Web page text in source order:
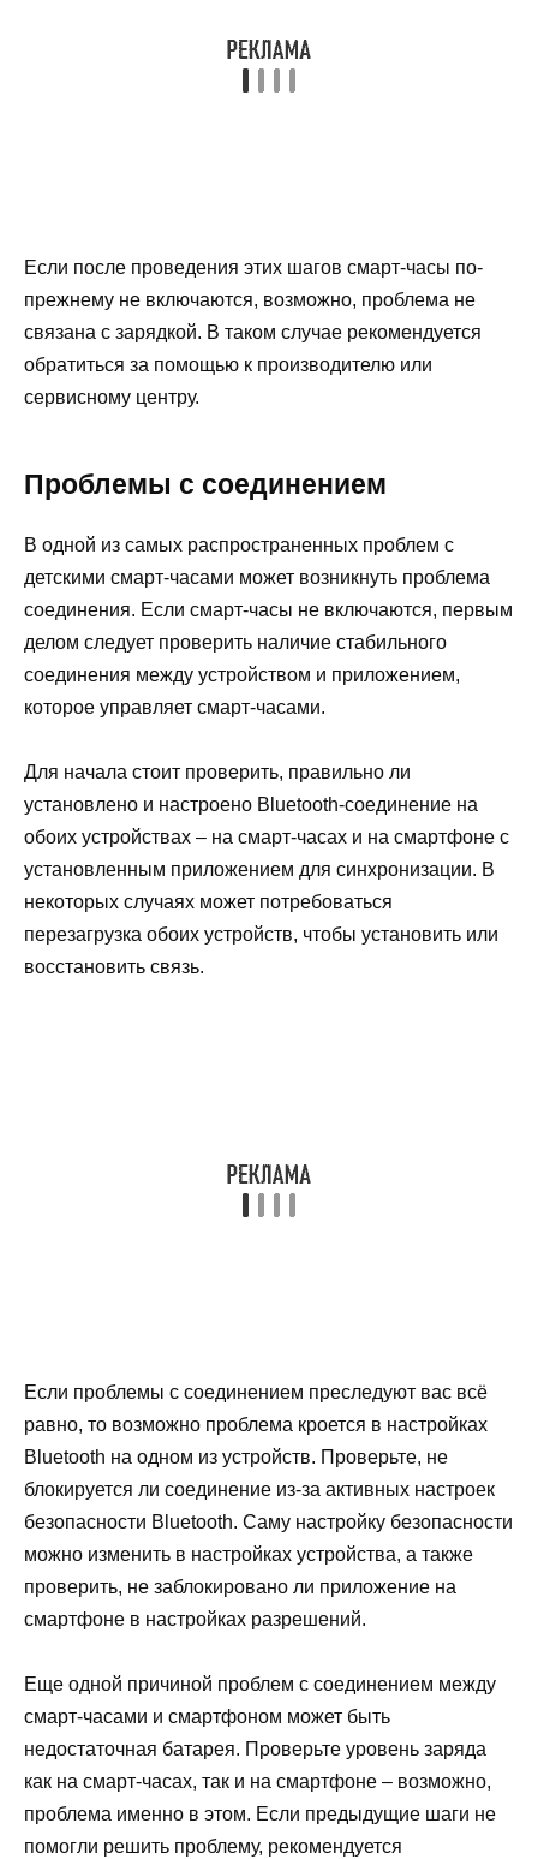
Если после проведения этих шагов смарт-часы по-
прежнему не включаются, возможно, проблема не
связана с зарядкой. В таком случае рекомендуется
обратиться за помощью к производителю или
сервисному центру.
Проблемы с соединением
В одной из самых распространенных проблем с
детскими смарт-часами может возникнуть проблема
соединения. Если смарт-часы не включаются, первым
делом следует проверить наличие стабильного
соединения между устройством и приложением,
которое управляет смарт-часами.
Для начала стоит проверить, правильно ли
установлено и настроено Bluetooth-соединение на
обоих устройствах – на смарт-часах и на смартфоне с
установленным приложением для синхронизации. В
некоторых случаях может потребоваться
перезагрузка обоих устройств, чтобы установить или
восстановить связь.
Если проблемы с соединением преследуют вас всё
равно, то возможно проблема кроется в настройках
Bluetooth на одном из устройств. Проверьте, не
блокируется ли соединение из-за активных настроек
безопасности Bluetooth. Саму настройку безопасности
можно изменить в настройках устройства, а также
проверить, не заблокировано ли приложение на
смартфоне в настройках разрешений.
Еще одной причиной проблем с соединением между
смарт-часами и смартфоном может быть
недостаточная батарея. Проверьте уровень заряда
как на смарт-часах, так и на смартфоне – возможно,
проблема именно в этом. Если предыдущие шаги не
помогли решить проблему, рекомендуется